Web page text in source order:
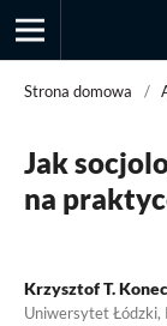
Strona domowa /
Jak
na
Krzysztof T.
Uniwersytet Łódzki,